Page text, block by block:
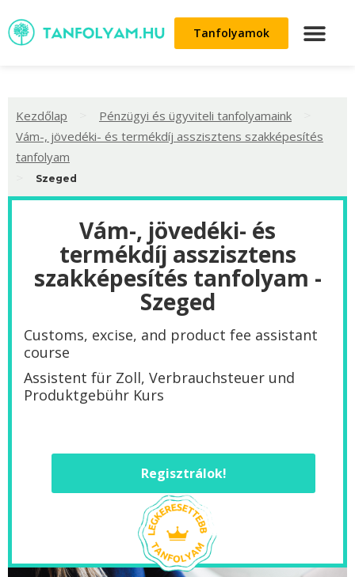
Tanfolyamok
Kezdőlap Pénzügyi és ügyviteli tanfolyamaink
Vám-, jövedéki- és termékdíj asszisztens szakképesítés
tanfolyam
Szeged
Vám-, jövedéki- és
termékdíj asszisztens
szakképesítés tanfolyam -
Szeged
Customs, excise, and product fee assistant
course
Assistent für Zoll, Verbrauchsteuer und
Produktgebühr Kurs
Regisztrálok!